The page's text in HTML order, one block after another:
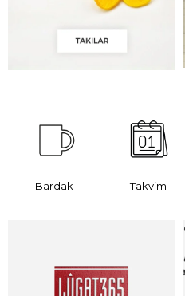
Bardak Takvim